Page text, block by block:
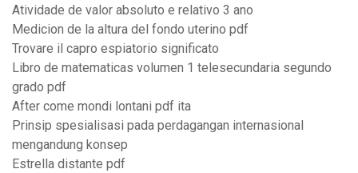
Atividade de valor absoluto e relativo 3 ano
Medicion de la altura del fondo uterino pdf
Trovare il capro espiatorio significato
Libro de matematicas volumen 1 telesecundaria segundo
grado pdf
After come mondi lontani pdf ita
Prinsip spesialisasi pada perdagangan internasional
mengandung konsep
Estrella distante pdf